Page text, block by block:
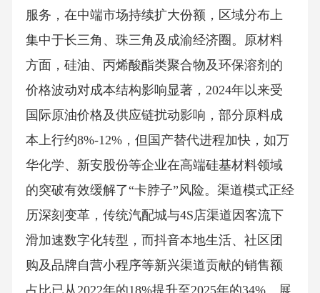
服务，在中端市场持续扩大份额，区域分布上
集中于长三角、珠三角及成渝经济圈。原材料
方面，硅油、丙烯酸酯类聚合物及环保溶剂的
价格波动对成本结构影响显著，2024年以来受
国际原油价格及供应链扰动影响，部分原料成
本上行约8%-12%，但国产替代进程加快，如万
华化学、新安股份等企业在高端硅基材料领域
的突破有效缓解了“卡脖子”风险。渠道模式正经
历深刻变革，传统汽配城与4S店渠道因客流下
滑加速数字化转型，而抖音本地生活、社区团
购及品牌自营小程序等新兴渠道贡献的销售额